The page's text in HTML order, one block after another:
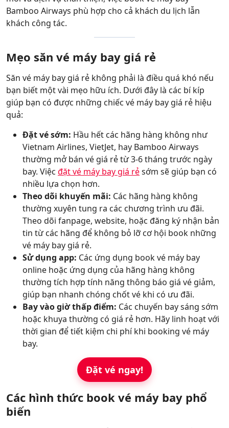
Bamboo Airways phù hợp cho cả khách du lịch lẫn
khách công tác.
Mẹo săn vé máy bay giá rẻ
Săn vé máy bay giá rẻ không phải là điều quá khó nếu
bạn biết một vài mẹo hữu ích. Dưới đây là các bí kíp
giúp bạn có được những chiếc vé máy bay giá rẻ hiệu
quả:
Đặt vé sớm: Hầu hết các hãng hàng không như
Vietnam Airlines, VietJet, hay Bamboo Airways
thường mở bán vé giá rẻ từ 3-6 tháng trước ngày
bay. Việc đặt vé máy bay giá rẻsớm sẽ giúp bạn có
nhiều lựa chọn hơn.
Theo dõi khuyến mãi: Các hãng hàng không
thường xuyên tung ra các chương trình ưu đãi.
Theo dõi fanpage, website, hoặc đăng ký nhận bản
tin từ các hãng để không bỏ lỡ cơ hội book những
vé máy bay giá rẻ.
Sử dụng app: Các ứng dụng book vé máy bay
online hoặc ứng dụng của hãng hàng không
thường tích hợp tính năng thông báo giá vé giảm,
giúp bạn nhanh chóng chốt vé khi có ưu đãi.
Bay vào giờ thấp điểm: Các chuyến bay sáng sớm
hoặc khuya thường có giá rẻ hơn. Hãy linh hoạt với
thời gian để tiết kiệm chi phí khi booking vé máy
bay.
Đặt vé ngay!
Các hình thức book vé máy bay phổ
biến